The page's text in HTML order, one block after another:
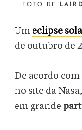
FOTO DE
Um eclipse
de outubro de
De acordo
no site da
em grande